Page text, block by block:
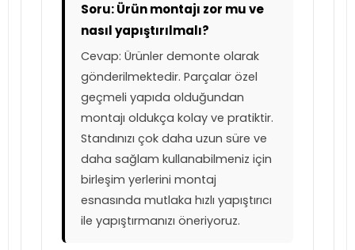
Soru: Ürün montajı zor mu ve
nasıl yapıştırılmalı?
Cevap: Ürünler demonte olarak
gönderilmektedir. Parçalar özel
geçmeli yapıda olduğundan
montajı oldukça kolay ve pratiktir.
Standınızı çok daha uzun süre ve
daha sağlam kullanabilmeniz için
birleşim yerlerini montaj
esnasında mutlaka hızlı yapıştırıcı
ile yapıştırmanızı öneriyoruz.